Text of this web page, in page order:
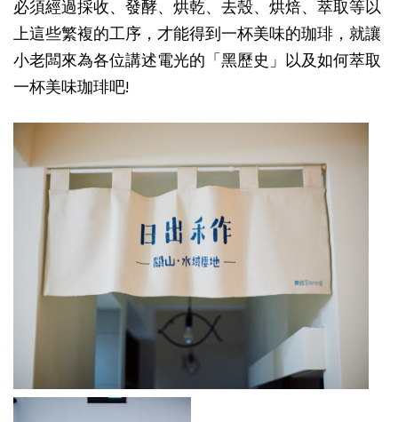
必須經過採收、發酵、烘乾、去殼、烘焙、萃取等以
上這些繁複的工序，才能得到一杯美味的珈琲，就讓
小老闆來為各位講述電光的「黑歷史」以及如何萃取
一杯美味珈琲吧!